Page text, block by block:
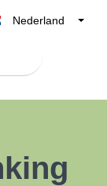
Nederland
België
España